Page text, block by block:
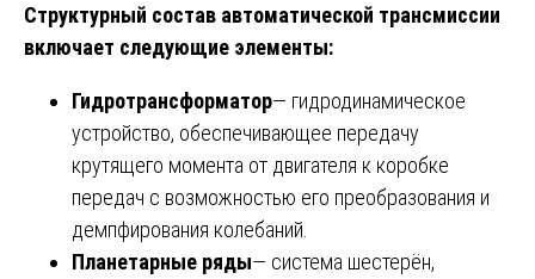
Структурный состав автоматической трансмиссии
включает следующие элементы:
Гидротрансформатор— гидродинамическое
устройство, обеспечивающее передачу
крутящего момента от двигателя к коробке
передач с возможностью его преобразования и
демпфирования колебаний.
Планетарные ряды— система шестерён,